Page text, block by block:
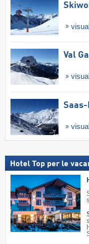
Val
Hotel Top per le